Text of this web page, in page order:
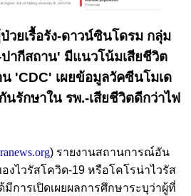
วยเรื้อรัง-ดาวน์ซินโดรม กลุ่ม
ากีสถาน' มีแนวโน้มเสียชีวิต
'CDC' เผยข้อมูลวัคซีนโมเด
รักษาใน รพ.-เสียชีวิตดีกว่าไฟ
) รายงานสถานการณ์อัน
งไวรัสโควิด-19 หรือโคโรน่าไวรัส
การเปิดเผยผลการศึกษาระบุว่าผู้ที่